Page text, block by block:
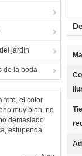
jardín
de la boda
foto, el color
muy bien, no
demasiado
estupenda